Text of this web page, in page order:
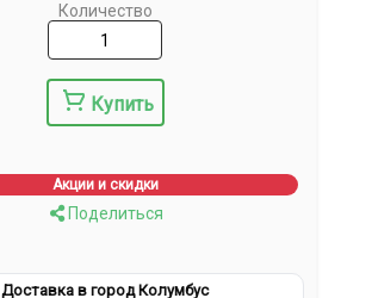
Количество
Купить
Акции и скидки
Поделиться
Доставка в город Колумбус